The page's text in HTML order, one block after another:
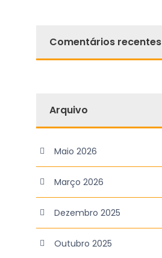
Comentários recentes
Arquivo
Maio 2026
Março 2026
Dezembro 2025
Outubro 2025